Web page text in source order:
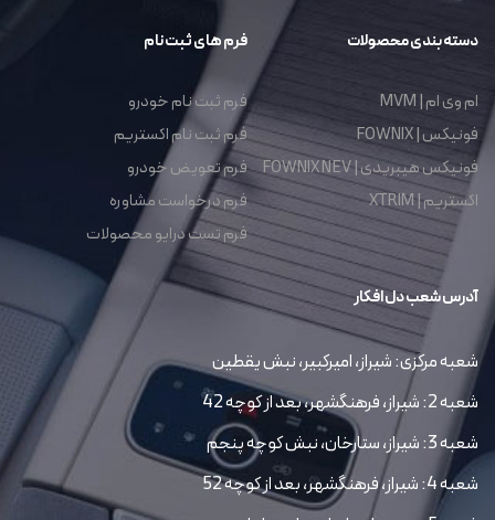
دسته بندی محصولات
ام وی ام | MVM
فونیکس | FOWNIX
فونیکس هیبریدی | FOWNIX NEV
اکستریم | XTRIM
فرم های ثبت نام
فرم ثبت نام خودرو
فرم ثبت نام اکستریم
فرم تعویض خودرو
فرم درخواست مشاوره
فرم تست درایو محصولات
آدرس شعب دل افکار
شعبه مرکزی: شیراز، امیرکبیر، نبش یقطین
شعبه 2: شیراز، فرهنگشهر، بعد از کوچه 42
شعبه 3: شیراز، ستارخان، نبش کوچه پنجم
شعبه 4: شیراز، فرهنگشهر، بعد از کوچه 52